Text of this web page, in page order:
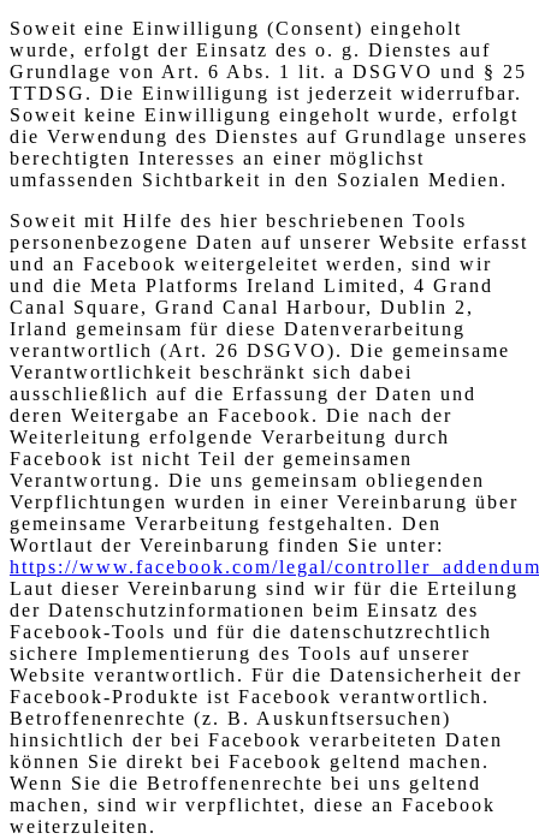
Soweit eine Einwilligung (Consent) eingeholt
wurde, erfolgt der Einsatz des o. g. Dienstes auf
Grundlage von Art. 6 Abs. 1 lit. a DSGVO und § 25
TTDSG. Die Einwilligung ist jederzeit widerrufbar.
Soweit keine Einwilligung eingeholt wurde, erfolgt
die Verwendung des Dienstes auf Grundlage unseres
berechtigten Interesses an einer möglichst
umfassenden Sichtbarkeit in den Sozialen Medien.
Soweit mit Hilfe des hier beschriebenen Tools
personenbezogene Daten auf unserer Website erfasst
und an Facebook weitergeleitet werden, sind wir
und die Meta Platforms Ireland Limited, 4 Grand
Canal Square, Grand Canal Harbour, Dublin 2,
Irland gemeinsam für diese Datenverarbeitung
verantwortlich (Art. 26 DSGVO). Die gemeinsame
Verantwortlichkeit beschränkt sich dabei
ausschließlich auf die Erfassung der Daten und
deren Weitergabe an Facebook. Die nach der
Weiterleitung erfolgende Verarbeitung durch
Facebook ist nicht Teil der gemeinsamen
Verantwortung. Die uns gemeinsam obliegenden
Verpflichtungen wurden in einer Vereinbarung über
gemeinsame Verarbeitung festgehalten. Den
Wortlaut der Vereinbarung finden Sie unter:
https://www.facebook.com/legal/
Laut dieser Vereinbarung sind wir für die Erteilung
der Datenschutzinformationen beim Einsatz des
Facebook-Tools und für die datenschutzrechtlich
sichere Implementierung des Tools auf unserer
Website verantwortlich. Für die Datensicherheit der
Facebook-Produkte ist Facebook verantwortlich.
Betroffenenrechte (z. B. Auskunftsersuchen)
hinsichtlich der bei Facebook verarbeiteten Daten
können Sie direkt bei Facebook geltend machen.
Wenn Sie die Betroffenenrechte bei uns geltend
machen, sind wir verpflichtet, diese an Facebook
weiterzuleiten.